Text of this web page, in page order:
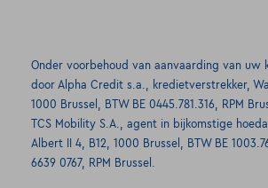
Onder voorbehoud van aanvaarding van uw
door Alpha Credit s.a., kredietverstrekker,
1000 Brussel, BTW BE 0445.781.316, RPM
TCS Mobility S.A., agent in bijkomstige
Albert II 4, B12, 1000 Brussel, BTW BE
6639 0767, RPM Brussel.